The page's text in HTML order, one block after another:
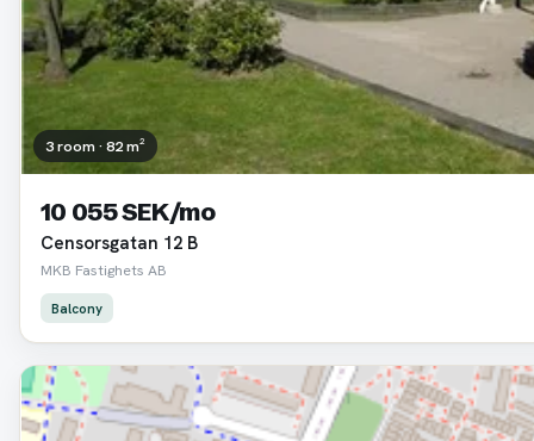
3 room · 82 m²
10 055 SEK/mo
Censorsgatan 12 B
MKB Fastighets AB
Balcony